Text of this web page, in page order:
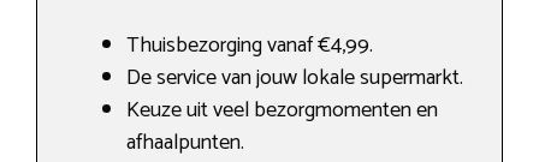
Thuisbezorging vanaf €4,99.
De service van jouw lokale supermarkt.
Keuze uit veel bezorgmomenten en
afhaalpunten.